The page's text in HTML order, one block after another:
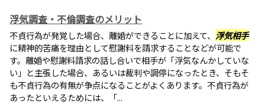
浮気調査・不倫調査のメリット
不貞行為が発覚した場合、離婚ができることに加えて、 浮気相手
に精神的苦痛を理由として慰謝料を請求することなどが可能で
す。離婚や慰謝料請求の話し合いで相手が「浮気なんかしていな
い」と主張した場合、あるいは裁判や調停になったとき、そもそ
も不貞行為の有無が争点になることがよくあります。不貞行為が
あったといえるためには、「...